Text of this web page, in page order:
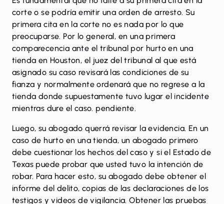
corte o se podría emitir una orden de arresto. Su
primera cita en la corte no es nada por lo que
preocuparse. Por lo general, en una primera
comparecencia ante el tribunal por hurto en una
tienda en Houston, el juez del tribunal al que está
asignado su caso revisará las condiciones de su
fianza y normalmente ordenará que no regrese a la
tienda donde supuestamente tuvo lugar el incidente
mientras dure el caso. pendiente.
Luego, su abogado querrá revisar la evidencia. En un
caso de hurto en una tienda, un abogado primero
debe cuestionar los hechos del caso y si el Estado de
Texas puede probar que usted tuvo la intención de
robar. Para hacer esto, su abogado debe obtener el
informe del delito, copias de las declaraciones de los
testigos y videos de vigilancia. Obtener las pruebas